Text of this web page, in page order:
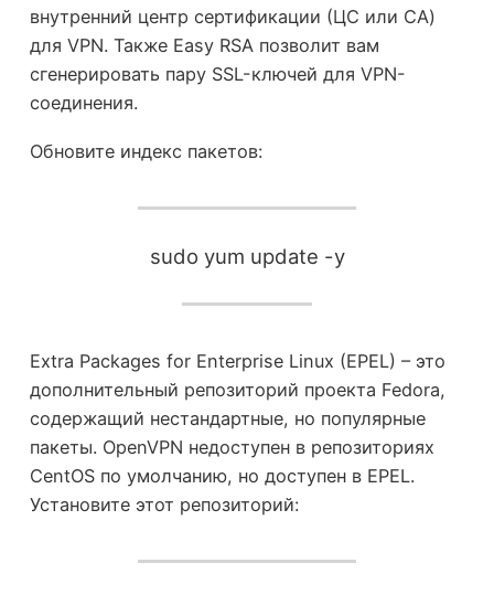
внутренний центр сертификации (ЦС или CA)
для VPN. Также Easy RSA позволит вам
сгенерировать пару SSL-ключей для VPN-
соединения.
Обновите индекс пакетов:
sudo yum update -y
Extra Packages for Enterprise Linux (EPEL) – это
дополнительный репозиторий проекта Fedora,
содержащий нестандартные, но популярные
пакеты. OpenVPN недоступен в репозиториях
CentOS по умолчанию, но доступен в EPEL.
Установите этот репозиторий: